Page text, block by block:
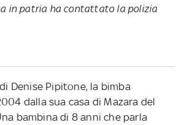
in patria ha contattato la polizia
Denise Pipitone, la bimba
dalla sua casa di Mazara del
bambina di 8 anni che parla